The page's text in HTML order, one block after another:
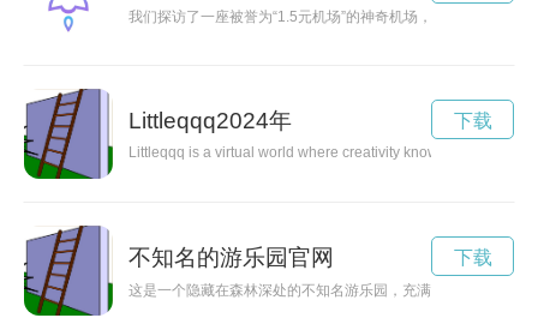
我们探访了一座被誉为“1.5元机场”的神奇机场，它以超低费用
Littleqqq2024年
Littleqqq is a virtual world where creativity knows no bounds.
下载
不知名的游乐园官网
这是一个隐藏在森林深处的不知名游乐园，充满了神秘和探险
下载